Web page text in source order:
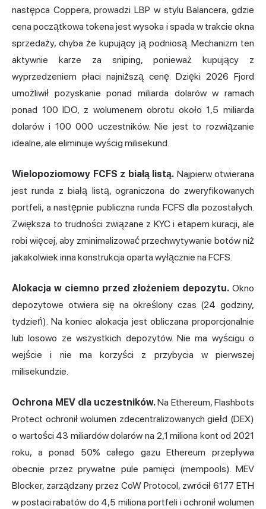
następca Coppera, prowadzi LBP w stylu Balancera, gdzie
cena początkowa tokena jest wysoka i spada w trakcie okna
sprzedaży, chyba że kupujący ją podniosą. Mechanizm ten
aktywnie karze za sniping, ponieważ kupujący z
wyprzedzeniem płaci najniższą cenę. Dzięki 2026 Fjord
umożliwił pozyskanie ponad miliarda dolarów w ramach
ponad 100 IDO, z wolumenem obrotu około 1,5 miliarda
dolarów i 100 000 uczestników. Nie jest to rozwiązanie
idealne, ale eliminuje wyścig milisekund.
Wielopoziomowy FCFS z białą listą. Najpierw otwierana
jest runda z białą listą, ograniczona do zweryfikowanych
portfeli, a następnie publiczna runda FCFS dla pozostałych.
Zwiększa to trudności związane z KYC i etapem kuracji, ale
robi więcej, aby zminimalizować przechwytywanie botów niż
jakakolwiek inna konstrukcja oparta wyłącznie na FCFS.
Alokacja w ciemno przed złożeniem depozytu. Okno
depozytowe otwiera się na określony czas (24 godziny,
tydzień). Na koniec alokacja jest obliczana proporcjonalnie
lub losowo ze wszystkich depozytów. Nie ma wyścigu o
wejście i nie ma korzyści z przybycia w pierwszej
milisekundzie.
Ochrona MEV dla uczestników.Na Ethereum, Flashbots
Protect ochronił wolumen zdecentralizowanych giełd (DEX)
o wartości 43 miliardów dolarów na 2,1 miliona kont od 2021
roku, a ponad 50% całego gazu Ethereum przepływa
obecnie przez prywatne pule pamięci (mempools). MEV
Blocker, zarządzany przez CoW Protocol, zwrócił 6177 ETH
w postaci rabatów do 4,5 miliona portfeli i ochronił wolumen